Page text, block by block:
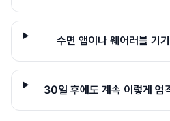
수면 앱이나 웨어러블 기
30일 후에도 계속 이렇게 엄